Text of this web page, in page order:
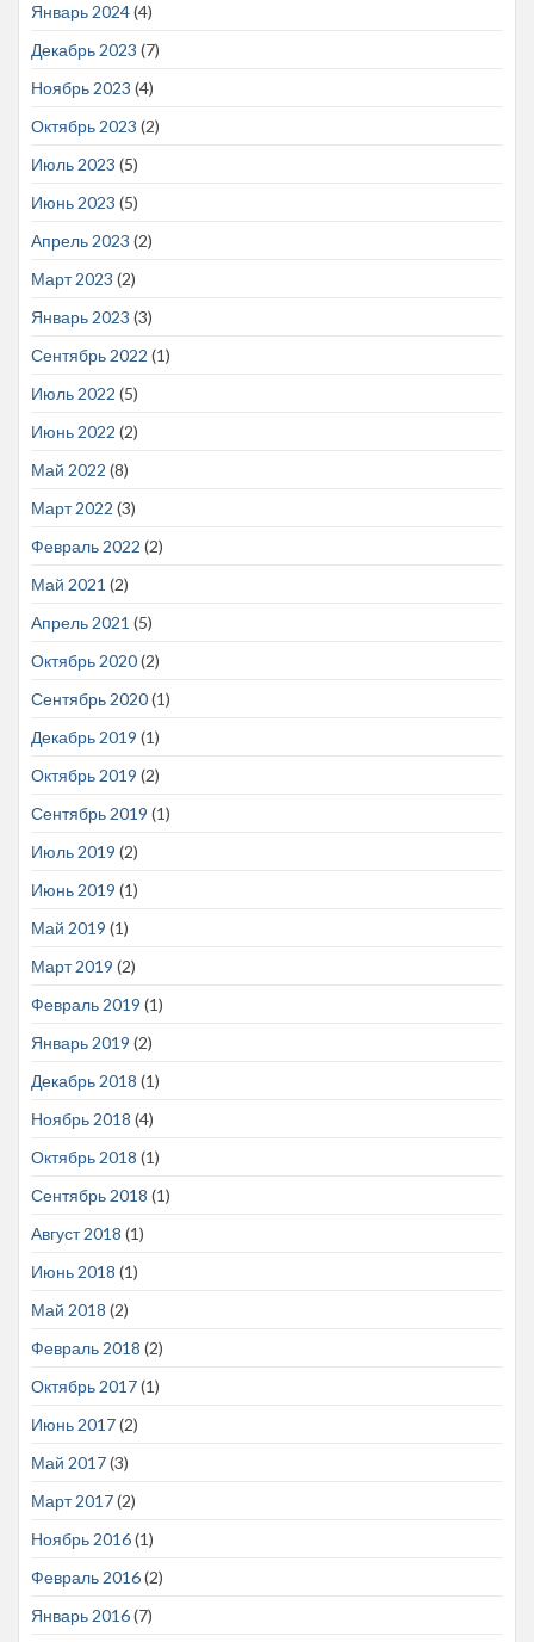
Январь 2024(4)
Декабрь 2023 (7)
Ноябрь 2023 (4)
Октябрь 2023 (2)
Июль 2023 (5)
Июнь 2023 (5)
Апрель 2023 (2)
Март 2023 (2)
Январь 2023 (3)
Сентябрь 2022 (1)
Июль 2022 (5)
Июнь 2022 (2)
Май 2022 (8)
Март 2022 (3)
Февраль 2022 (2)
Май 2021 (2)
Апрель 2021 (5)
Октябрь 2020(2)
Сентябрь 2020(1)
Декабрь 2019 (1)
Октябрь 2019 (2)
Сентябрь 2019 (1)
Июль 2019 (2)
Июнь 2019 (1)
Май 2019 (1)
Март 2019 (2)
Февраль 2019 (1)
Январь 2019 (2)
Декабрь 2018 (1)
Ноябрь 2018 (4)
Октябрь 2018 (1)
Сентябрь 2018 (1)
Август 2018 (1)
Июнь 2018 (1)
Май 2018 (2)
Февраль 2018 (2)
Октябрь 2017(1)
Июнь 2017(2)
Май 2017(3)
Март 2017(2)
Ноябрь 2016(1)
Февраль 2016(2)
Январь 2016(7)